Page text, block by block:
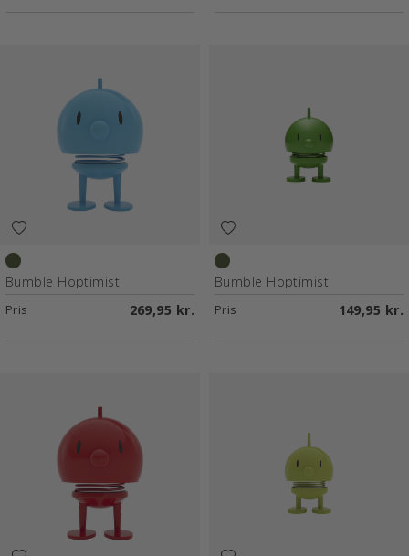
Turquoise
Bumble Hoptimist
Pris 269,95 kr.
Green
Bumble Hoptimist
Pris 149,95 kr.